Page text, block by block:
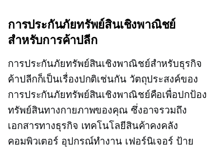
การประกันภัยทรัพย์สินเชิงพาณิชย์
สำหรับการค้าปลีก
การประกันภัยทรัพย์สินเชิงพาณิชย์สำหรับธุรกิจ
ค้าปลีกก็เป็นเรื่องปกติเช่นกัน วัตถุประสงค์ของ
การประกันภัยทรัพย์สินเชิงพาณิชย์คือเพื่อปกป้อง
ทรัพย์สินทางกายภาพของคุณ ซึ่งอาจรวมถึง
เอกสารทางธุรกิจ เทคโนโลยีสินค้าคงคลัง
คอมพิวเตอร์ อุปกรณ์ทำงาน เฟอร์นิเจอร์ ป้าย